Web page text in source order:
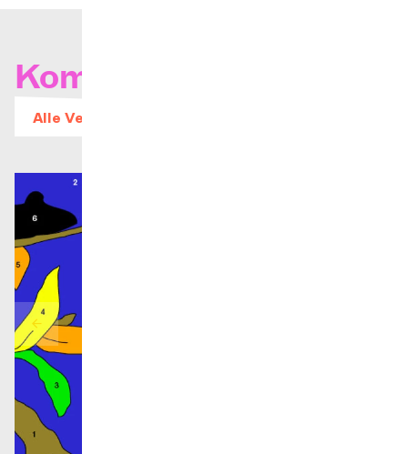
Kommende Konzerte
Alle Veranstaltungen